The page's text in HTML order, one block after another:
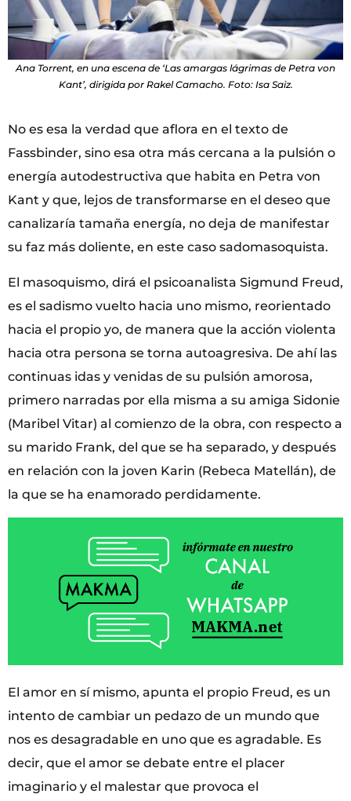
Ana Torrent, en una escena de ‘Las amargas lágrimas de Petra von
Kant’, dirigida por Rakel Camacho. Foto: Isa Saiz.
No es esa la verdad que aflora en el texto de
Fassbinder, sino esa otra más cercana a la pulsión o
energía autodestructiva que habita en Petra von
Kant y que, lejos de transformarse en el deseo que
canalizaría tamaña energía, no deja de manifestar
su faz más doliente, en este caso sadomasoquista.
El masoquismo, dirá el psicoanalista Sigmund Freud,
es el sadismo vuelto hacia uno mismo, reorientado
hacia el propio yo, de manera que la acción violenta
hacia otra persona se torna autoagresiva. De ahí las
continuas idas y venidas de su pulsión amorosa,
primero narradas por ella misma a su amiga Sidonie
(Maribel Vitar) al comienzo de la obra, con respecto a
su marido Frank, del que se ha separado, y después
en relación con la joven Karin (Rebeca Matellán), de
la que se ha enamorado perdidamente.
El amor en sí mismo, apunta el propio Freud, es un
intento de cambiar un pedazo de un mundo que
nos es desagradable en uno que es agradable. Es
decir, que el amor se debate entre el placer
imaginario y el malestar que provoca el